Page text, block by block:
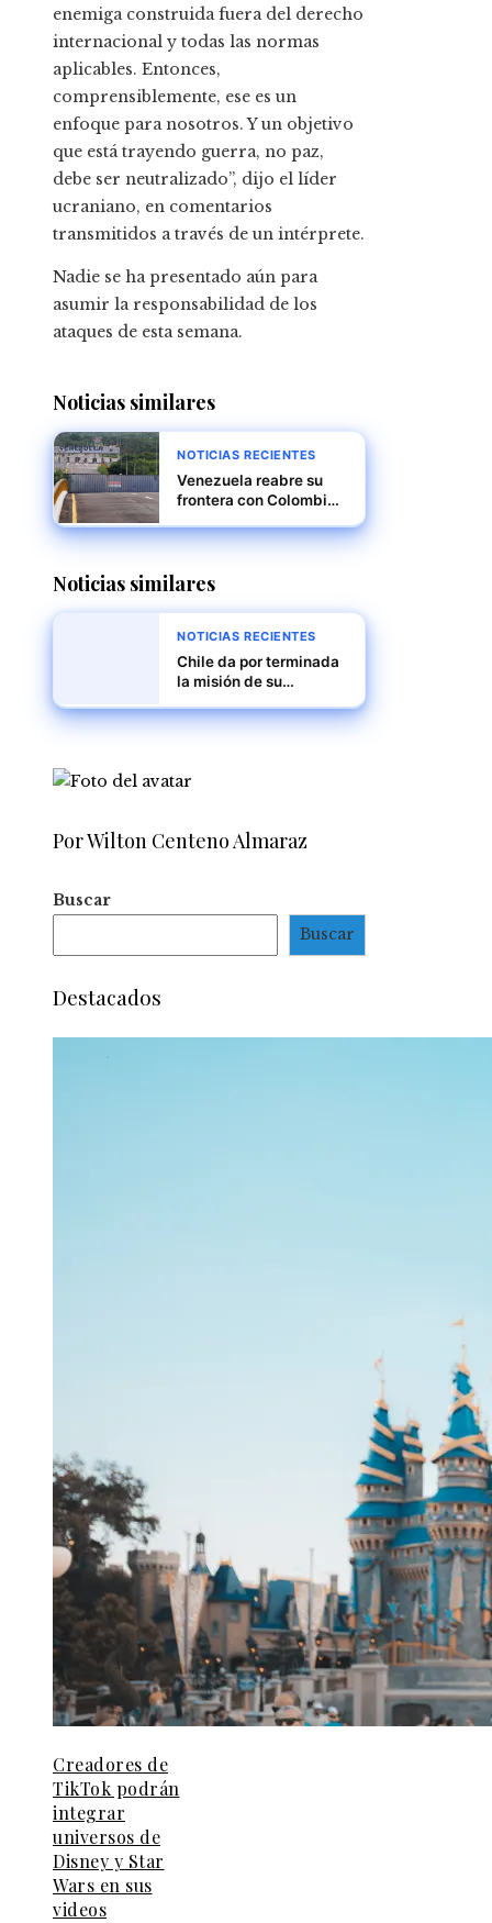
enemiga construida fuera del derecho
internacional y todas las normas
aplicables. Entonces,
comprensiblemente, ese es un
enfoque para nosotros. Y un objetivo
que está trayendo guerra, no paz,
debe ser neutralizado”, dijo el líder
ucraniano, en comentarios
transmitidos a través de un intérprete.
Nadie se ha presentado aún para
asumir la responsabilidad de los
ataques de esta semana.
Noticias similares
NOTICIAS RECIENTES
Venezuela reabre su
frontera con Colombia
conspiración
Noticias similares
NOTICIAS RECIENTES
Chile da por terminada
la misión de su
Venezuela en medio de
Por Wilton Centeno Almaraz
Buscar
Buscar
Destacados
Creadores de
TikTok podrán
integrar
universos de
Disney y Star
Wars en sus
videos